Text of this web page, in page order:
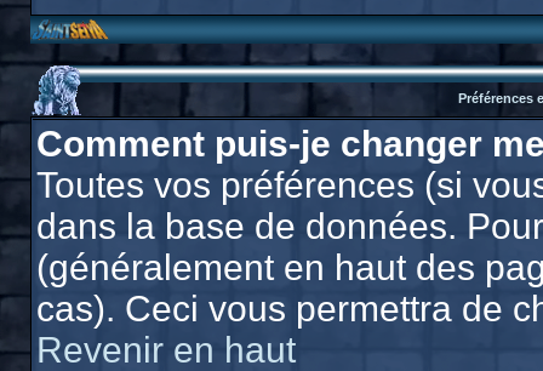
Préférences
Comment puis-je changer
Toutes vos préférences (si
dans la base de données.
(généralement en haut des
cas). Ceci vous permettra de
Revenir en haut